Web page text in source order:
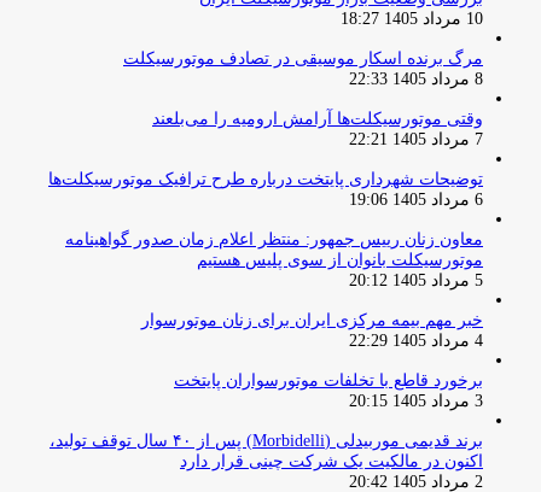
10 مرداد 1405 18:27
مرگ برنده اسکار موسیقی در تصادف موتورسیکلت
8 مرداد 1405 22:33
وقتی موتورسیکلت‌ها آرامش ارومیه را می‌بلعند
7 مرداد 1405 22:21
توضیحات شهرداری پایتخت درباره طرح ترافیک موتورسیکلت‌ها
6 مرداد 1405 19:06
معاون زنان رییس جمهور: منتظر اعلام زمان صدور گواهینامه
موتورسیکلت بانوان از سوی پلیس هستیم
5 مرداد 1405 20:12
خبر مهم بیمه مرکزی ایران برای زنان موتورسوار
4 مرداد 1405 22:29
برخورد قاطع با تخلفات موتورسواران پایتخت
3 مرداد 1405 20:15
برند قدیمی موربیدلی (Morbidelli) پس از ۴۰ سال توقف تولید،
اکنون در مالکیت یک شرکت چینی قرار دارد
2 مرداد 1405 20:42